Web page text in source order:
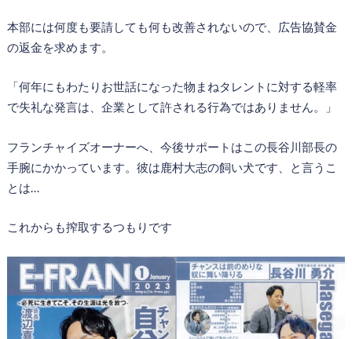
本部には何度も要請しても何も改善されないので、広告協賛金
の返金を求めます。
「何年にもわたりお世話になった物まねタレントに対する軽率
で失礼な発言は、企業として許される行為ではありません。」
フランチャイズオーナーへ、今後サポートはこの長谷川部長の
手腕にかかっています。彼は鹿村大志の飼い犬です、と言うこ
とは…
これからも搾取するつもりです